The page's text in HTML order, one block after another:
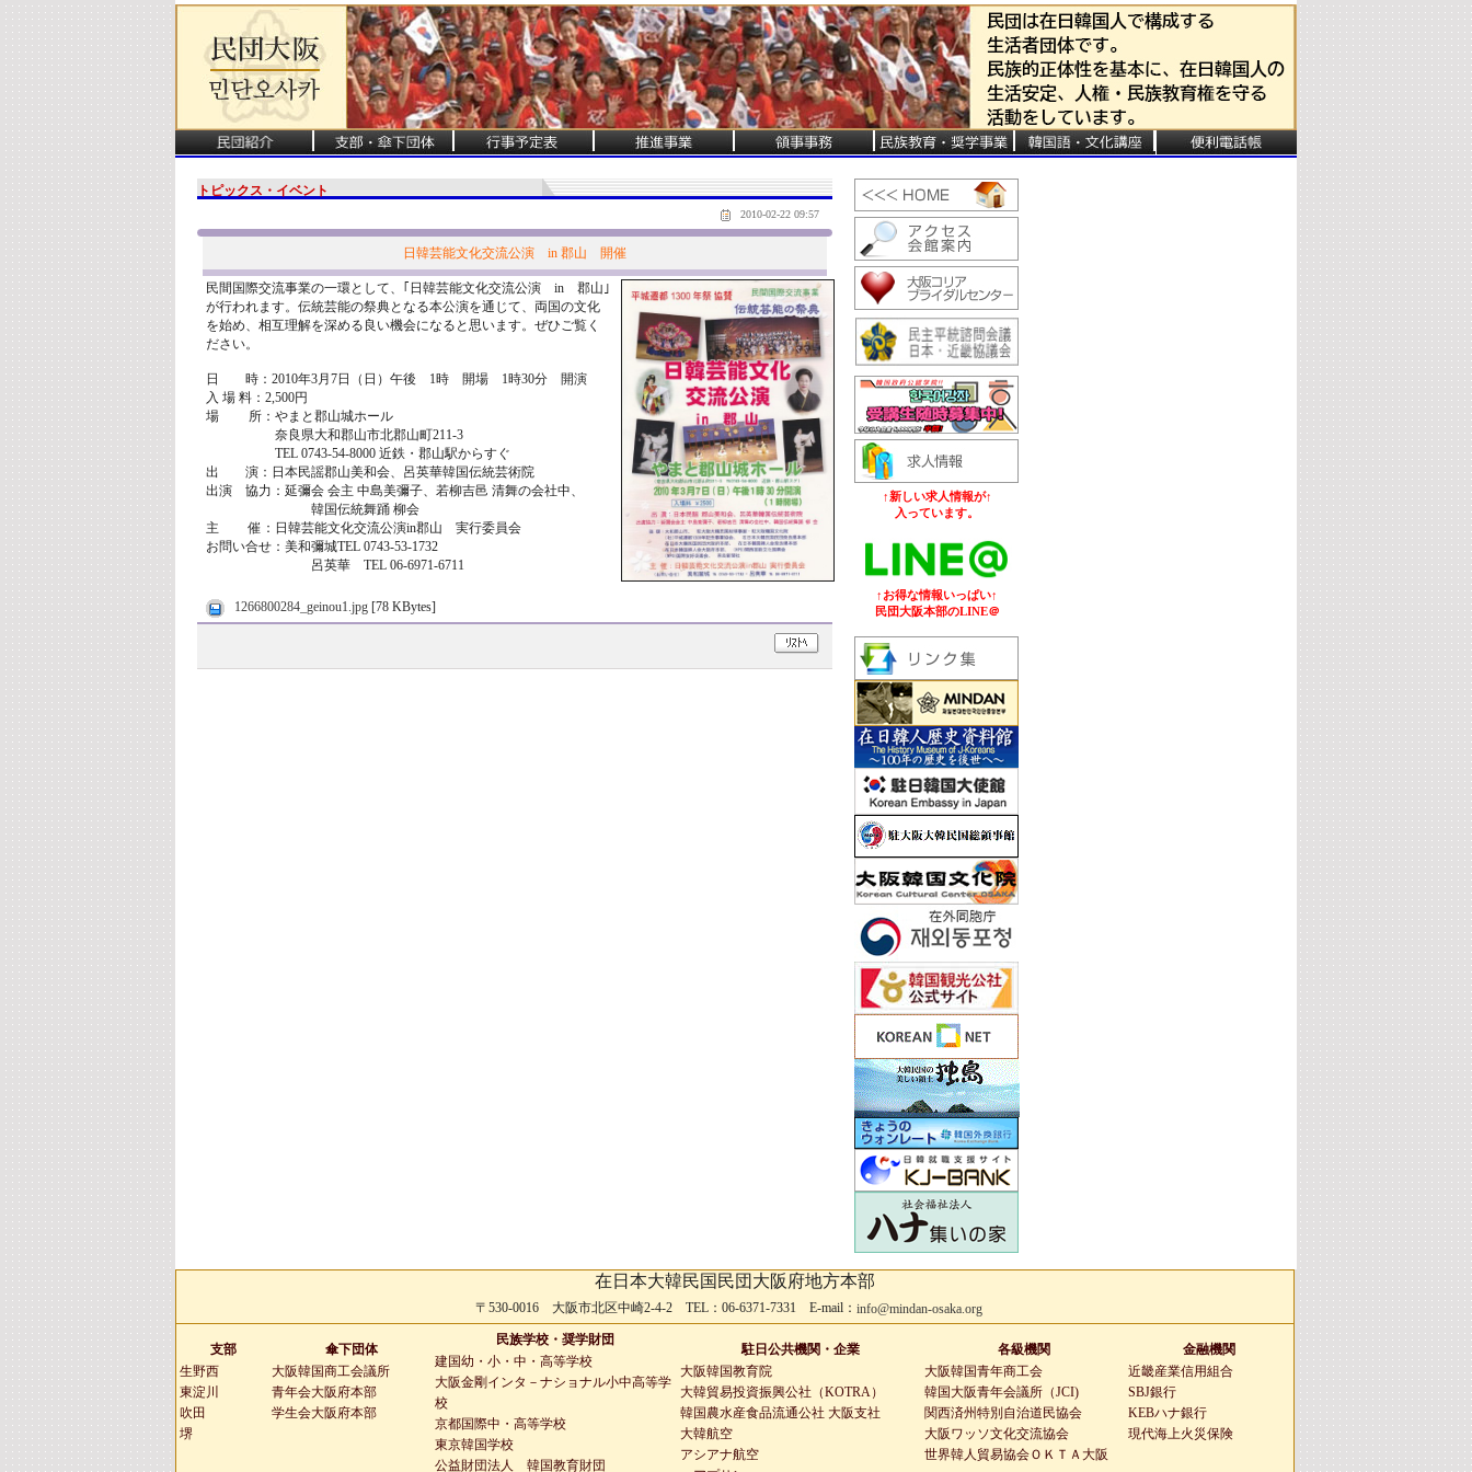
トピックス・イベント
2010-02-22 09:57
日韓芸能文化交流公演 in 郡山 開催
民間国際交流事業の一環として、｢日韓芸能文化交流公演 in 郡山｣
が行われます。伝統芸能の祭典となる本公演を通じて、両国の文化
を始め、相互理解を深める良い機会になると思います。ぜひご覧く
ださい。
日 時：2010年3月7日（日）午後 1時 開場 1時30分 開演
入 場 料：2,500円
場 所：やまと郡山城ホール
奈良県大和郡山市北郡山町211-3
TEL 0743-54-8000 近鉄・郡山駅からすぐ
出 演：日本民謡郡山美和会、呂英華韓国伝統芸術院
出演 協力：延彌会 会主 中島美彌子、若柳吉邑 清舞の会社中、
韓国伝統舞踊 柳会
主 催：日韓芸能文化交流公演in郡山 実行委員会
お問い合せ：美和彌城TEL 0743-53-1732
呂英華 TEL 06-6971-6711
1266800284_geinou1.jpg [78 KBytes]
↑新しい求人情報が↑
入っています。
↑お得な情報いっぱい↑
民団大阪本部のLINE＠
在日本大韓民国民団大阪府地方本部
〒530-0016 大阪市北区中崎2-4-2 TEL：06-6371-7331 E-mail： info@mindan-osaka.org
支部
生野西
東淀川
吹田
堺
傘下団体
大阪韓国商工会議所
青年会大阪府本部
学生会大阪府本部
民族学校・奨学財団
建国幼・小・中・高等学校
大阪金剛インタ－ナショナル小中高等学
校
京都国際中・高等学校
東京韓国学校
公益財団法人 韓国教育財団
駐日公共機関・企業
大阪韓国教育院
大韓貿易投資振興公社（KOTRA）
韓国農水産食品流通公社 大阪支社
大韓航空
アシアナ航空
各級機関
大阪韓国青年商工会
韓国大阪青年会議所（JCI)
関西済州特別自治道民協会
大阪ワッソ文化交流協会
世界韓人貿易協会ＯＫＴＡ大阪
金融機関
近畿産業信用組合
SBJ銀行
KEBハナ銀行
現代海上火災保険